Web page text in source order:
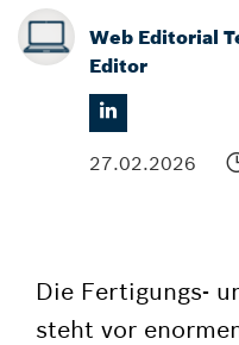
Web Editorial
Editor
27.02.2026
Die Fertigungs-
steht vor